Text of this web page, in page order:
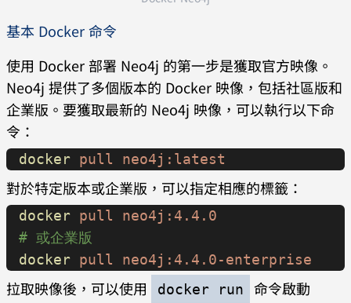
基本 Docker 命令
使用 Docker 部署 Neo4j 的第一步是獲取官方映像。
Neo4j 提供了多個版本的 Docker 映像，包括社區版和
企業版。要獲取最新的 Neo4j 映像，可以執行以下命
令：
docker pull neo4j:latest
對於特定版本或企業版，可以指定相應的標籤：
docker pull neo4j:4.4.0
# 或企業版
docker pull neo4j:4.4.0-enterprise
拉取映像後，可以使用 docker run
命令啟動